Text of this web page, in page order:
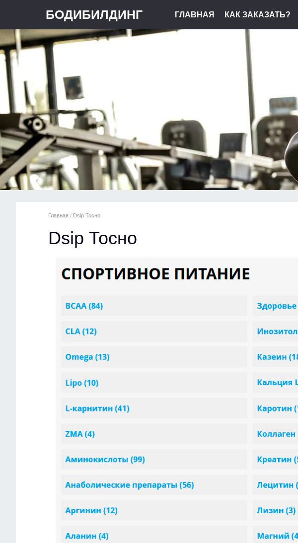
БОДИБИЛДИНГ ГЛАВНАЯ КАК ЗАКАЗАТЬ?
Главная / Dsip Тосно
Dsip Тосно